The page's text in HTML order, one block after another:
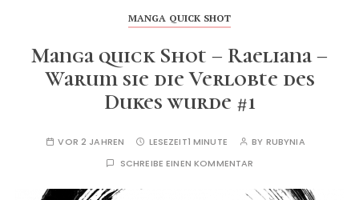
MANGA QUICK SHOT
Manga quick Shot – Raeliana –
Warum sie die Verlobte des
Dukes wurde #1
VOR 2 JAHREN LESEZEIT1 MINUTE BY RUBYNIA
SCHREIBE EINEN KOMMENTAR